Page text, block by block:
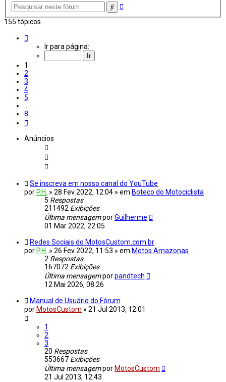
Pesquisar
Pesquisa
155 tópicos
Ir para página:
1
2
3
4
5
…
8
Anúncios
Se inscreva em nosso canal do YouTube
por P.H. » 28 Fev 2022, 12:04 » em Boteco do Motociclista
5 Respostas
211492 Exibições
Última mensagemporGuilherme
01 Mar 2022, 22:05
Redes Sociais do MotosCustom.com.br
por P.H. » 26 Fev 2022, 11:53 » em Motos Amazonas
2 Respostas
167072 Exibições
Última mensagemporpandtech
12 Mai 2026, 08:26
Manual de Usuário do Fórum
por MotosCustom » 21 Jul 2013, 12:01
1
2
3
20 Respostas
553667 Exibições
Última mensagempor MotosCustom
21 Jul 2013, 12:43